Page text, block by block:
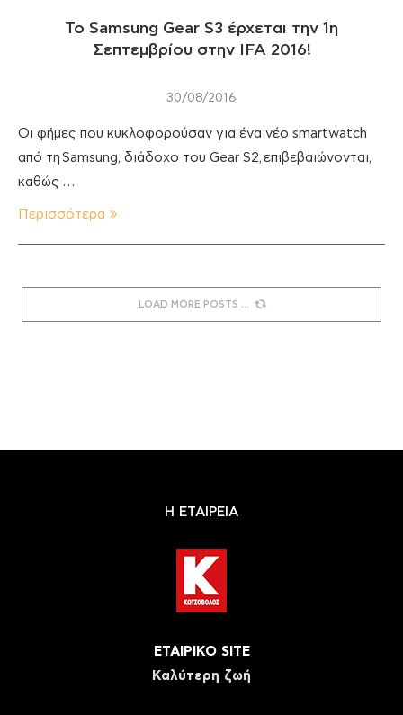
To Samsung Gear S3 έρχεται την 1η
Σεπτεμβρίου στην IFA 2016!
30/08/2016
Οι φήμες που κυκλοφορούσαν για ένα νέο smartwatch
από τη Samsung, διάδοχο του Gear S2, επιβεβαιώνονται,
καθώς …
Περισσότερα
LOAD MORE POSTS
Η ΕΤΑΙΡΕΙΑ
ΕΤΑΙΡΙΚΟ SITE
Καλύτερη ζωή